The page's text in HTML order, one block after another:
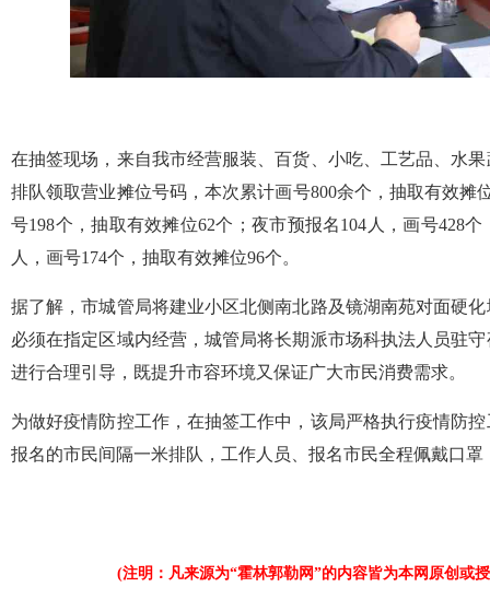
在抽签现场，来自我市经营服装、百货、小吃、工艺品、水
排队领取营业摊位号码，本次累计画号800余个，抽取有效摊
号198个，抽取有效摊位62个；夜市预报名104人，画号428
人，画号174个，抽取有效摊位96个。
据了解，市城管局将建业小区北侧南北路及镜湖南苑对面硬
必须在指定区域内经营，城管局将长期派市场科执法人员驻
进行合理引导，既提升市容环境又保证广大市民消费需求。
为做好疫情防控工作，在抽签工作中，该局严格执行疫情防
报名的市民间隔一米排队，工作人员、报名市民全程佩戴口
(注明：凡来源为“霍林郭勒网”的内容皆为本网原创或